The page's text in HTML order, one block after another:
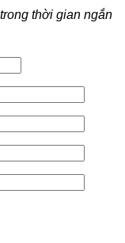
thời gian ngắn